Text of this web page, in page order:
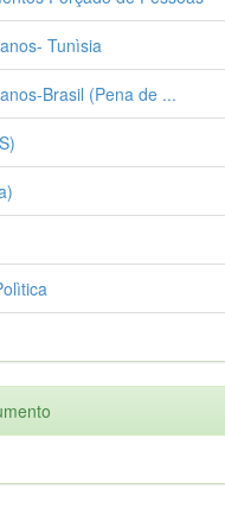
Tunìsia
Brasil (Pena de ...